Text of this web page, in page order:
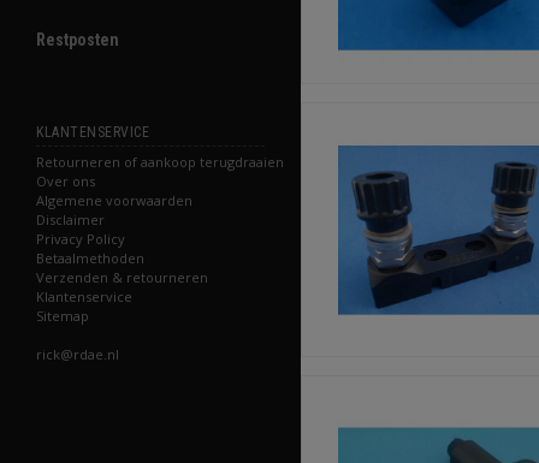
Restposten
KLANTENSERVICE
Retourneren of aankoop terugdraaien
Over ons
Algemene voorwaarden
Disclaimer
Privacy Policy
Betaalmethoden
Verzenden & retourneren
Klantenservice
Sitemap
rick@rdae.nl